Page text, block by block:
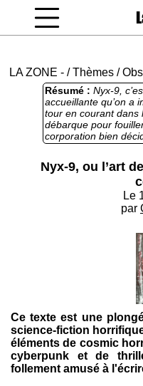
LA ZONE - /Thèmes /
Résumé : Nyx-9,
accueillante qu’on a
tour en courant dans
débarque pour
corporation bien
et tombe sur des
rien à foutre dans
mélange SF
dérive paranoïaque,
volontairement en
humour noir, images
souvent, parfois
donne au récit son
hallucinée. Au milieu
colle bien au
l’espace. Ils
Nyx-9, ou l’art
Le
par
Ce texte est une
science-fiction
éléments de cosmic
cyberpunk et de
follement amusé à